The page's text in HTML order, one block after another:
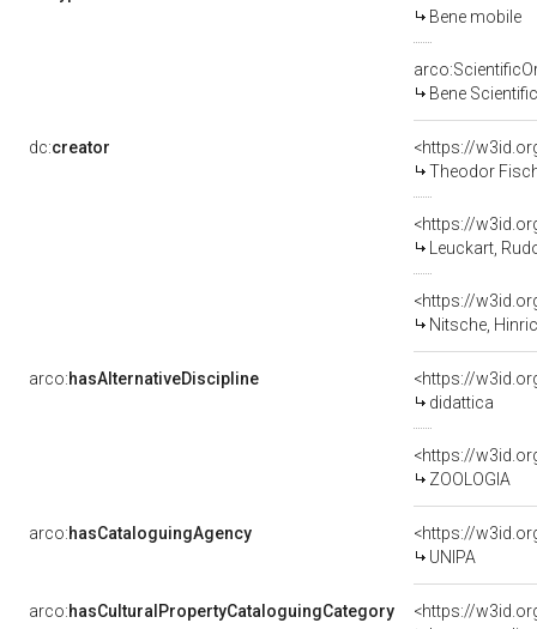
Bene mobile
Bene
dc:creator
<https://
Theodor
<https://
Leuckart,
<https://
Nitsche,
arco:hasAlternativeDiscipline
<https://
didattica
<https://
ZOOLOGIA
arco:hasCataloguingAgency
<https://
UNIPA
arco:hasCulturalPropertyCataloguingCategory
<https://